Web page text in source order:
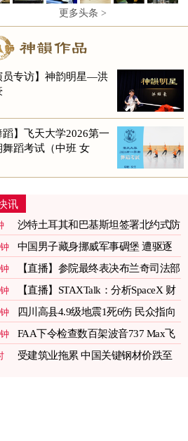
更多头条 >
员专访】神韵明星—洪
蹈】飞天大学2026第一
舞蹈考试（中班 女
讯
沙特土耳其和巴基斯坦签署北约式防
务协议 图
中国男子藏身挪威军事碉堡 遭驱逐
出境 图
【直播】参院最终表决布兰奇司法部
长提名案
【直播】STAXTalk：分析SpaceX 财
报与股份解禁
四川高县4.9级地震1死6伤 民众指向
页岩气开采 图
FAA下令检查数百架波音737 Max飞
机 图
受建筑业拖累 中国关键钢材价跌至